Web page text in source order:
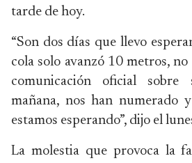
tarde de hoy.
“Son dos días que llevo
cola solo avanzó 10 metros,
comunicación oficial
mañana, nos han numerado
estamos esperando”, dijo el
La molestia que provoca la